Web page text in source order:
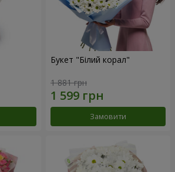
Букет "Білий корал"
1 881 грн
Замовити